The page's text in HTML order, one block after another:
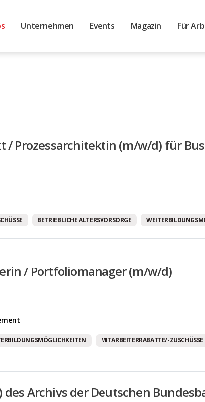
Unternehmen Events Magazin Für
/ Prozessarchitektin (m/w/d) für
BETRIEBLICHE ALTERSVORSORGE
/ Portfoliomanager (m/w/d)
MITARBEITERRABATTE/-ZUSCHÜSSE
Archivs der Deutschen